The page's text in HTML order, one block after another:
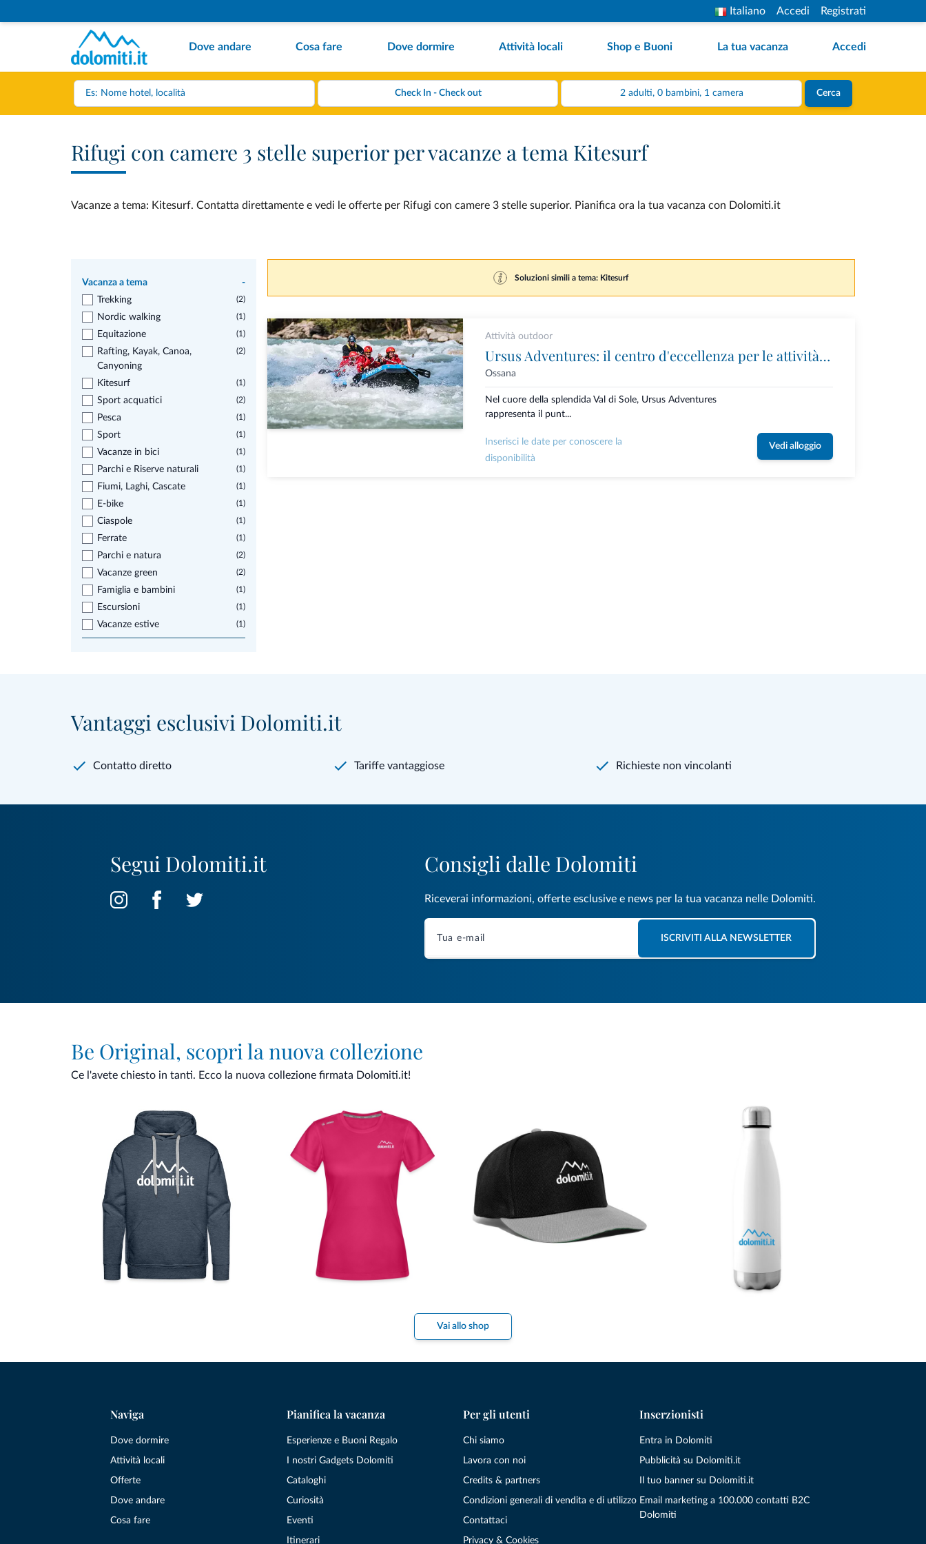
Italiano Accedi Registrati
Dove andare Cosa fare Dove dormire Attività locali Shop e Buoni La tua vacanza Accedi
2 adulti, 0 bambini, 1 camera Cerca
Rifugi con camere 3 stelle superior per vacanze a tema Kitesurf
Vacanze a tema: Kitesurf. Contatta direttamente e vedi le offerte per Rifugi con camere 3 stelle superior. Pianifica ora la tua vacanza con Dolomiti.it
Vacanza a tema
-
Trekking
(2)
Nordic walking (1)
Equitazione (1)
Rafting, Kayak, Canoa,
Canyoning
(2)
Kitesurf (1)
Sport acquatici (2)
Pesca (1)
Sport (1)
Vacanze in bici (1)
Parchi e Riserve naturali (1)
Fiumi, Laghi, Cascate (1)
E-bike (1)
Ciaspole (1)
Ferrate (1)
Parchi e natura (2)
Vacanze green (2)
Famiglia e bambini (1)
Escursioni (1)
Vacanze estive (1)
Soluzioni simili a tema: Kitesurf
Attività outdoor
Ursus Adventures: il centro d'eccellenza per le attività outdoor premium in Trentino
Ossana
Nel cuore della splendida Val di Sole, Ursus Adventures
rappresenta il punt...
Inserisci le date per conoscere la
disponibilità
Vedi alloggio
Vantaggi esclusivi Dolomiti.it
Contatto diretto Tariffe vantaggiose Richieste non vincolanti
Segui Dolomiti.it Consigli dalle Dolomiti
Riceverai informazioni, offerte esclusive e news per la tua vacanza nelle Dolomiti.
ISCRIVITI ALLA NEWSLETTER
Be Original, scopri la nuova collezione
Ce l'avete chiesto in tanti. Ecco la nuova collezione firmata Dolomiti.it!
Vai allo shop
Naviga
Dove dormire
Attività locali
Offerte
Dove andare
Cosa fare
Pianifica la vacanza
Esperienze e Buoni Regalo
I nostri Gadgets Dolomiti
Cataloghi
Curiosità
Eventi
Itinerari
Per gli utenti
Chi siamo
Lavora con noi
Credits & partners
Condizioni generali di vendita e di utilizzo
Contattaci
Privacy & Cookies
Inserzionisti
Entra in Dolomiti
Pubblicità su Dolomiti.it
Il tuo banner su Dolomiti.it
Email marketing a 100.000 contatti B2C
Dolomiti